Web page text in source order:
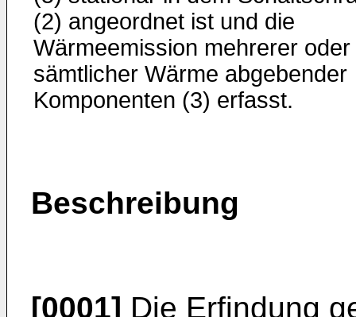
(2) angeordnet ist und die
Wärmeemission mehrerer oder
sämtlicher Wärme abgebender
Komponenten (3) erfasst.
Beschreibung
[0001] Die Erfindung